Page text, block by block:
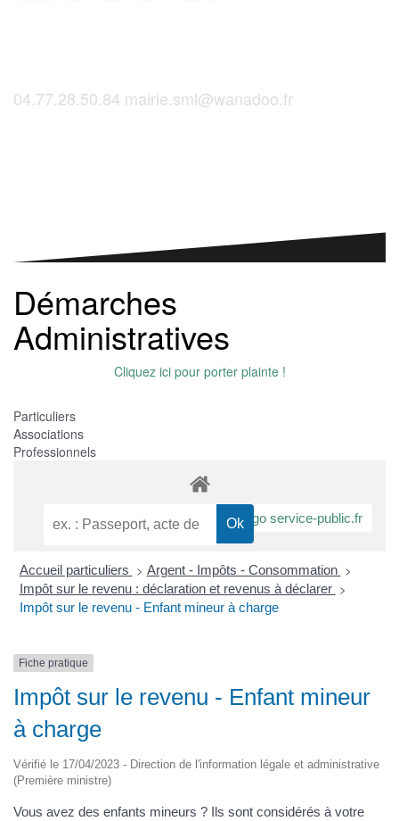
04.77.28.50.84 mairie.sml@wanadoo.fr
Démarches
Administratives
Cliquez ici pour porter plainte !
Particuliers
Associations
Professionnels
Accueil particuliers > Argent - Impôts - Consommation >
Impôt sur le revenu : déclaration et revenus à déclarer >
Impôt sur le revenu - Enfant mineur à charge
Fiche pratique
Impôt sur le revenu - Enfant mineur
à charge
Vérifié le 17/04/2023 - Direction de l'information légale et administrative
(Première ministre)
Vous avez des enfants mineurs ? Ils sont considérés à votre